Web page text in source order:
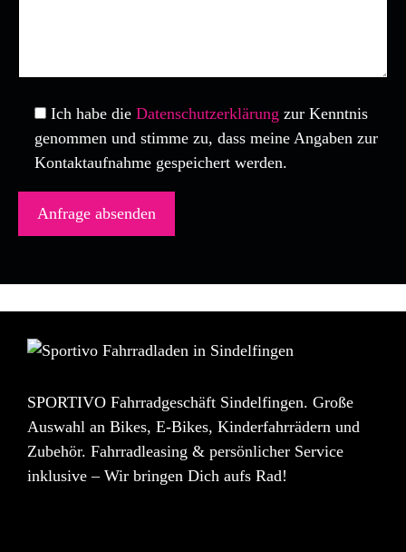
Ich habe die Datenschutzerklärung zur Kenntnis
genommen und stimme zu, dass meine Angaben zur
Kontaktaufnahme gespeichert werden.
SPORTIVO Fahrradgeschäft Sindelfingen. Große
Auswahl an Bikes, E-Bikes, Kinderfahrrädern und
Zubehör. Fahrradleasing & persönlicher Service
inklusive – Wir bringen Dich aufs Rad!